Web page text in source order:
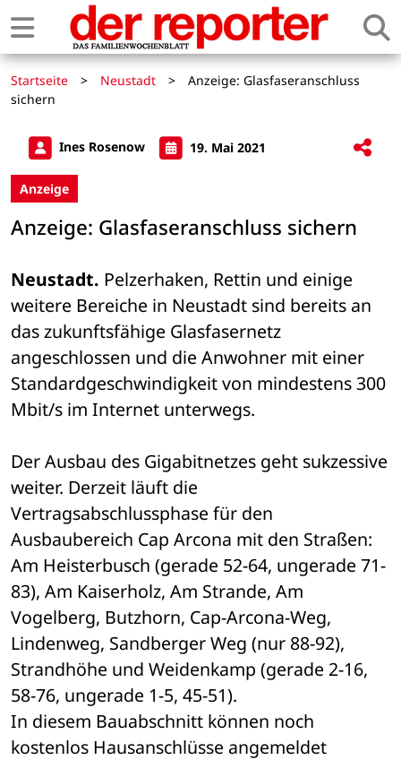
Startseite > Neustadt >
Anzeige: Glasfaseranschluss
sichern
Ines Rosenow 19. Mai 2021
Anzeige
Anzeige: Glasfaseranschluss sichern
Neustadt. Pelzerhaken, Rettin und einige
weitere Bereiche in Neustadt sind bereits an
das zukunftsfähige Glasfasernetz
angeschlossen und die Anwohner mit einer
Standardgeschwindigkeit von mindestens 300
Mbit/s im Internet unterwegs.
Der Ausbau des Gigabitnetzes geht sukzessive
weiter. Derzeit läuft die
Vertragsabschlussphase für den
Ausbaubereich Cap Arcona mit den Straßen:
Am Heisterbusch (gerade 52-64, ungerade 71-
83), Am Kaiserholz, Am Strande, Am
Vogelberg, Butzhorn, Cap-Arcona-Weg,
Lindenweg, Sandberger Weg (nur 88-92),
Strandhöhe und Weidenkamp (gerade 2-16,
58-76, ungerade 1-5, 45-51).
In diesem Bauabschnitt können noch
kostenlos Hausanschlüsse angemeldet